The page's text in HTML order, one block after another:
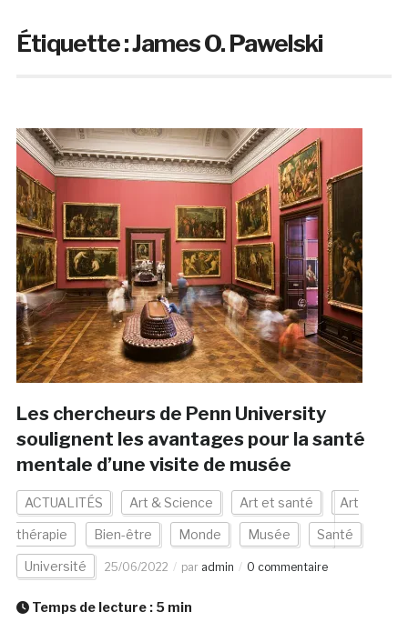
Étiquette :James O. Pawelski
Les chercheurs de Penn University
soulignent les avantages pour la santé
mentale d’une visite de musée
ACTUALITÉS Art & Science Art et santé Art
thérapie Bien-être Monde Musée Santé
Université 25/06/2022 par admin 0 commentaire
Temps de lecture : 5 min